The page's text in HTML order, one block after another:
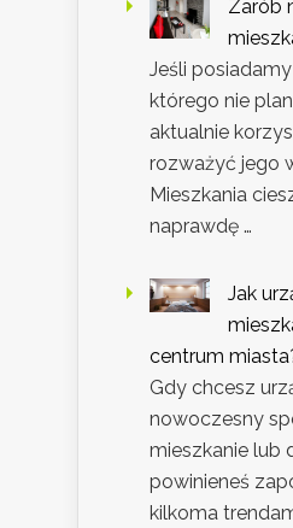
Zarób
Jeśli
którego nie
aktualnie
rozważyć jego
Mieszkania
naprawdę …
Jak
centrum
Gdy chcesz
nowoczesny
mieszkanie lub
powinieneś
kilkoma